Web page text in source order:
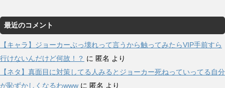
最近のコメント
【キャラ】ジョーカーぶっ壊れって言うから触ってみたらVIP手前すら
行けないんだけど何故！？ に 匿名 より
【ネタ】真面目に対策してる人みるとジョーカー死ねっていってる自分
が恥ずかしくなるわwww に 匿名 より